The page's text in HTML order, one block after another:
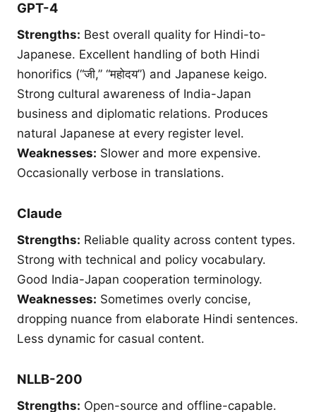
GPT-4
Strengths: Best overall quality for Hindi-to-
Japanese. Excellent handling of both Hindi
honorifics (“जी,” “महोदय”) and Japanese keigo.
Strong cultural awareness of India-Japan
business and diplomatic relations. Produces
natural Japanese at every register level.
Weaknesses: Slower and more expensive.
Occasionally verbose in translations.
Claude
Strengths: Reliable quality across content types.
Strong with technical and policy vocabulary.
Good India-Japan cooperation terminology.
Weaknesses: Sometimes overly concise,
dropping nuance from elaborate Hindi sentences.
Less dynamic for casual content.
NLLB-200
Strengths: Open-source and offline-capable.